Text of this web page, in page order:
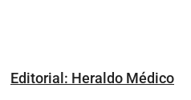
Editorial: Heraldo Médico